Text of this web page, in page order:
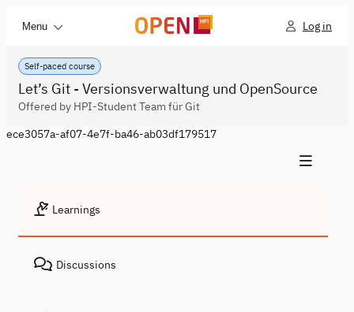
Menu Log in
Self-paced course
Let’s Git - Versionsverwaltung und OpenSource
Offered by HPI-Student Team für Git
ece3057a-af07-4e7f-ba46-ab03df179517
Learnings
Discussions